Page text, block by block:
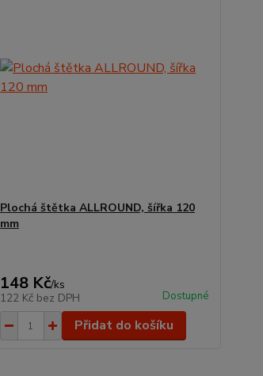
Plochá štětka ALLROUND, šířka 120
mm
148 Kč/ks
122 Kč bez DPH Dostupné
Přidat do košíku